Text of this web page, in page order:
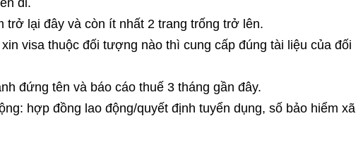
trở lại đây và còn ít nhất 2 trang trống trở lên.
visa thuộc đối tượng nào thì cung cấp đúng tài liệu của đối
đứng tên và báo cáo thuế 3 tháng gần đây.
hợp đồng lao động/quyết định tuyển dụng, số bảo hiểm xã